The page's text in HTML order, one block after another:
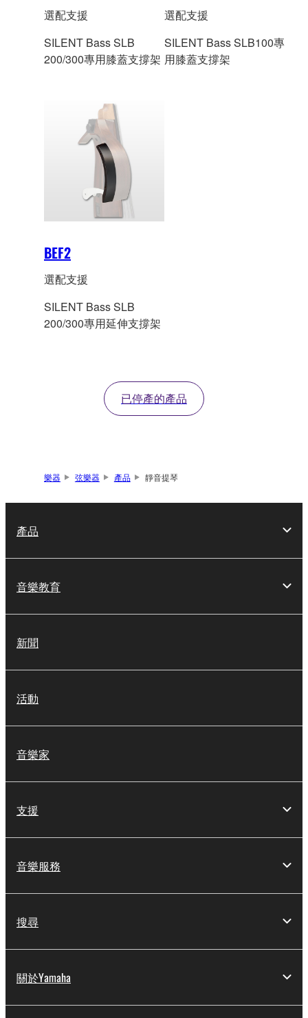
選配支援
SILENT Bass SLB
200/300專用膝蓋支撐架
選配支援
SILENT Bass SLB100專
用膝蓋支撐架
BEF2
選配支援
SILENT Bass SLB
200/300專用延伸支撐架
已停產的產品
樂器 弦樂器 產品 靜音提琴
產品
音樂教育
新聞
活動
音樂家
支援
音樂服務
搜尋
關於Yamaha